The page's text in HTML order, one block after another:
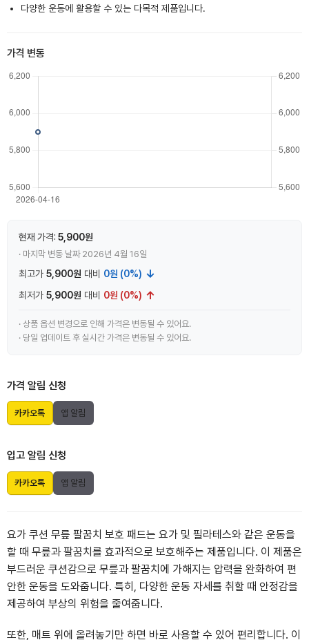
다양한 운동에 활용할 수 있는 다목적 제품입니다.
가격 변동
현재 가격: 5,900원
· 마지막 변동 날짜 2026년 4월 16일
최고가 5,900원 대비 0원 (0%) ↓
최저가 5,900원 대비 0원 (0%) ↑
· 상품 옵션 변경으로 인해 가격은 변동될 수 있어요.
· 당일 업데이트 후 실시간 가격은 변동될 수 있어요.
가격 알림 신청
카카오톡 앱 알림
입고 알림 신청
카카오톡 앱 알림
요가 쿠션 무릎 팔꿈치 보호 패드는 요가 및 필라테스와 같은 운동을
할 때 무릎과 팔꿈치를 효과적으로 보호해주는 제품입니다. 이 제품은
부드러운 쿠션감으로 무릎과 팔꿈치에 가해지는 압력을 완화하여 편
안한 운동을 도와줍니다. 특히, 다양한 운동 자세를 취할 때 안정감을
제공하여 부상의 위험을 줄여줍니다.
또한, 매트 위에 올려놓기만 하면 바로 사용할 수 있어 편리합니다. 이